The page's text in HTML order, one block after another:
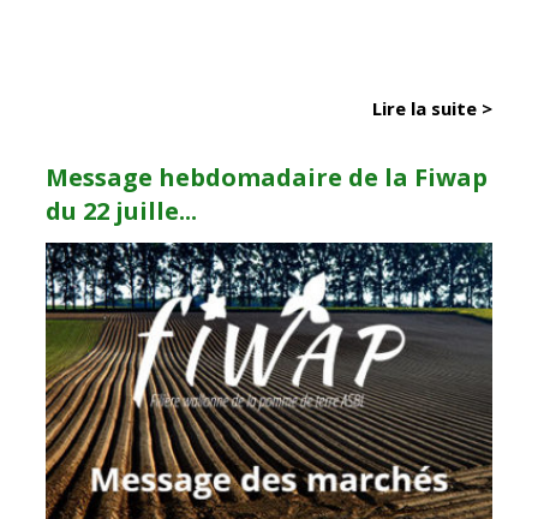
Lire la suite >
Message hebdomadaire de la Fiwap
du 22 juille...